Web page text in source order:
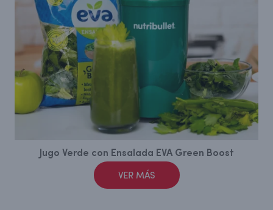
Jugo Verde con Ensalada EVA Green Boost
VER MÁS